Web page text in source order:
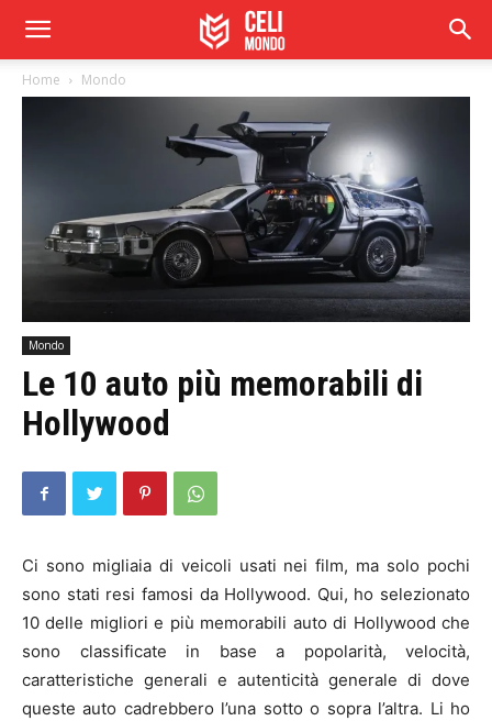
Home Mondo
Mondo
Le 10 auto più memorabili di
Hollywood
Ci sono migliaia di veicoli usati nei film, ma solo pochi
sono stati resi famosi da Hollywood. Qui, ho selezionato
10 delle migliori e più memorabili auto di Hollywood che
sono classificate in base a popolarità, velocità,
caratteristiche generali e autenticità generale di dove
queste auto cadrebbero l’una sotto o sopra l’altra. Li ho